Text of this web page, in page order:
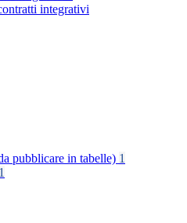
integrativi
pubblicare in tabelle) 1
1